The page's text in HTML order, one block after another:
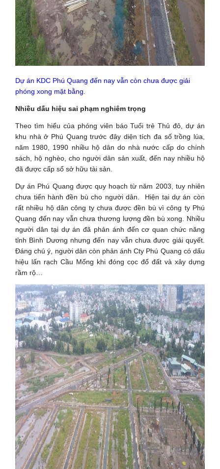
Dự án KDC Phú Quang đến nay vẫn còn chưa được giải
phóng xong mặt bằng.
Nhiều dấu hiệu sai phạm nghiêm trọng
Theo tìm hiểu của phóng viên báo Tuổi trẻ Thủ đô, dự án
khu nhà ở Phú Quang trước đây diện tích đa số trồng lúa,
năm 1980, 1990 nhiều hộ dân do nhà nước cấp do chính
sách, hộ nghèo, cho người dân sản xuất, đến nay nhiều hộ
đã được cấp sổ sở hữu tài sản.
Dự án Phú Quang được quy hoạch từ năm 2003, tuy nhiên
chưa tiến hành đền bù cho người dân. Hiện tại dự án còn
rất nhiều hộ dân công ty chưa được đền bù vì công ty Phú
Quang đến nay vẫn chưa thương lượng đền bù xong. Nhiều
người dân tại dự án đã phản ánh đến cơ quan chức năng
tỉnh Bình Dương nhưng đến nay vẫn chưa được giải quyết.
Đáng chú ý, người dân còn phản ánh Cty Phú Quang có dấu
hiệu lấn rạch Cầu Mống khi đóng cọc đổ đất và xây dựng
rầm rộ…